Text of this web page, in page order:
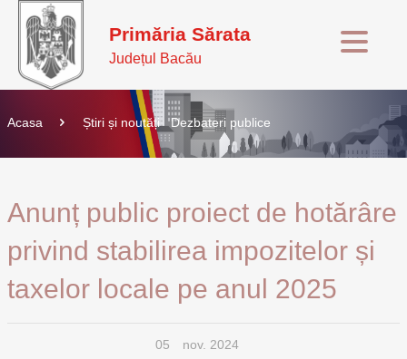
Primăria Sărata
Județul Bacău
Acasa Știri și noutăți Dezbateri publice
Anunț public proiect de hotărâre
privind stabilirea impozitelor și
taxelor locale pe anul 2025
05 nov. 2024